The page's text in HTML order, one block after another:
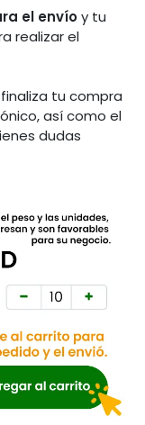
el envíoy tu
realizar el
tu compra
así como el
dudas